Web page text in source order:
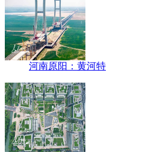
河南原阳：黄河特